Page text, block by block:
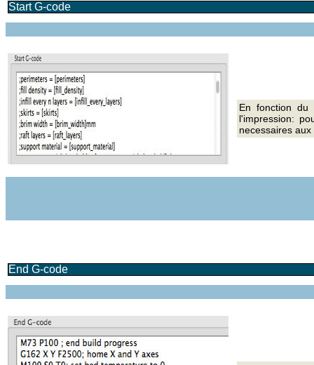
Start G-code
En fonction du
l'impression:
necessaires
End G-code